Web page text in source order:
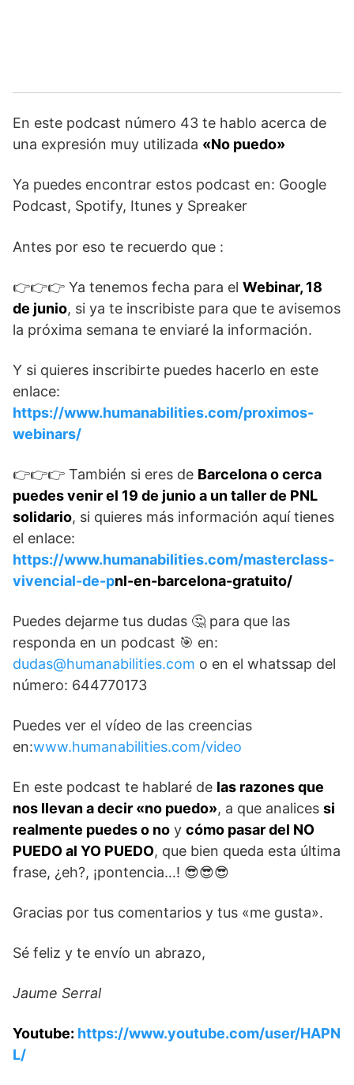
En este podcast número 43 te hablo acerca de
una expresión muy utilizada «No puedo»
Ya puedes encontrar estos podcast en: Google
Podcast, Spotify, Itunes y Spreaker
Antes por eso te recuerdo que :
👉👉👉 Ya tenemos fecha para el Webinar, 18
de junio, si ya te inscribiste para que te avisemos
la próxima semana te enviaré la información.
Y si quieres inscribirte puedes hacerlo en este
enlace:
https://www.humanabilities.com/proximos-
webinars/
👉👉👉 También si eres de Barcelona o cerca
puedes venir el 19 de junio a un taller de PNL
solidario, si quieres más información aquí tienes
el enlace:
https://www.humanabilities.com/masterclass-
vivencial-de-pnl-en-barcelona-gratuito/
Puedes dejarme tus dudas 🤔 para que las
responda en un podcast 🎯 en:
dudas@humanabilities.com o en el whatssap del
número: 644770173
Puedes ver el vídeo de las creencias
en:www.humanabilities.com/video
En este podcast te hablaré de las razones que
nos llevan a decir «no puedo», a que analices si
realmente puedes o no y cómo pasar del NO
PUEDO al YO PUEDO, que bien queda esta última
frase, ¿eh?, ¡pontencia…! 😎😎😎
Gracias por tus comentarios y tus «me gusta».
Sé feliz y te envío un abrazo,
Jaume Serral
Youtube: https://www.youtube.com/user/HAPN
L/